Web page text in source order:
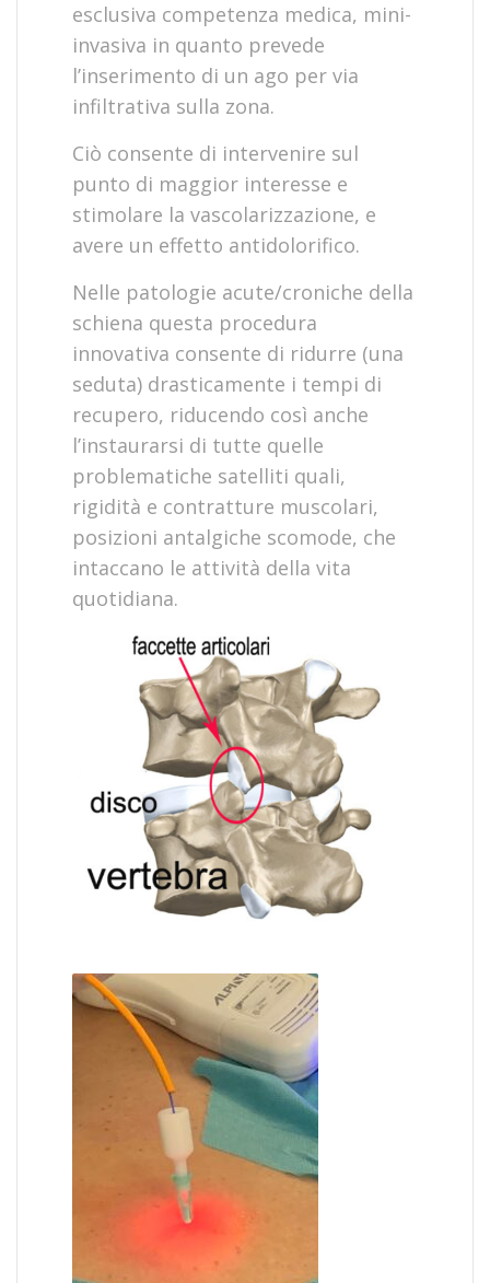
esclusiva competenza medica, mini-
invasiva in quanto prevede
l’inserimento di un ago per via
infiltrativa sulla zona.
Ciò consente di intervenire sul
punto di maggior interesse e
stimolare la vascolarizzazione, e
avere un effetto antidolorifico.
Nelle patologie acute/croniche della
schiena questa procedura
innovativa consente di ridurre (una
seduta) drasticamente i tempi di
recupero, riducendo così anche
l’instaurarsi di tutte quelle
problematiche satelliti quali,
rigidità e contratture muscolari,
posizioni antalgiche scomode, che
intaccano le attività della vita
quotidiana.